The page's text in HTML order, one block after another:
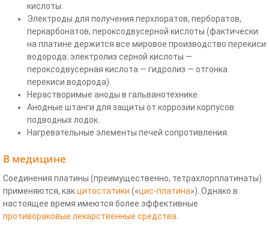
кислоты.
Электроды для получения перхлоратов, перборатов,
перкарбонатов, пероксодвусерной кислоты (фактически
на платине держится все мировое производство перекиси
водорода: электролиз серной кислоты —
пероксодвусерная кислота — гидролиз — отгонка
перекиси водорода).
Нерастворимые аноды в гальванотехнике.
Анодные штанги для защиты от коррозии корпусов
подводных лодок.
Нагревательные элементы печей сопротивления.
В медицине
Соединения платины (преимущественно, тетрахлорплатинаты)
применяются, какцитостатики («цис-платина»). Однако в
настоящее время имеются более эффективные
противораковые лекарственные средства